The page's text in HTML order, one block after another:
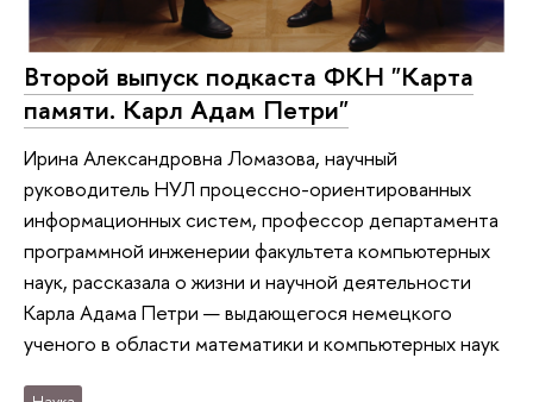
Второй выпуск подкаста ФКН "Карта
памяти. Карл Адам Петри"
Ирина Александровна Ломазова, научный
руководитель НУЛ процессно-ориентированных
информационных систем, профессор департамента
программной инженерии факультета компьютерных
наук, рассказала о жизни и научной деятельности
Карла Адама Петри — выдающегося немецкого
ученого в области математики и компьютерных наук